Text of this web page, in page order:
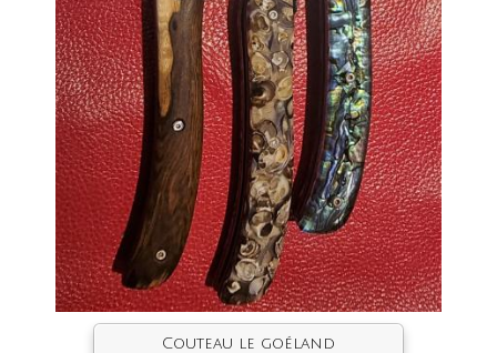
Couteau le goéland